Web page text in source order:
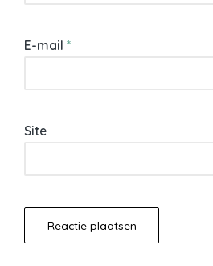
E-mail *
Site